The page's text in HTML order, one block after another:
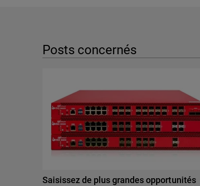
Posts concernés
Saisissez de plus grandes opportunités